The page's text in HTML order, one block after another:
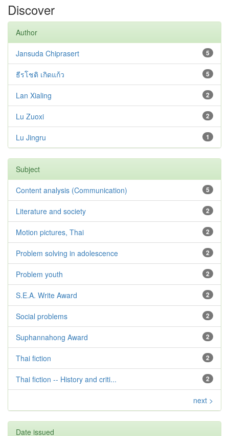
Discover
Author
5
Jansuda Chiprasert
5
ธีรโชติ เกิดแก้ว
2
Lan Xialing
2
Lu Zuoxi
1
Lu Jingru
Subject
5
Content analysis (Communication)
2
Literature and society
2
Motion pictures, Thai
2
Problem solving in adolescence
2
Problem youth
2
S.E.A. Write Award
2
Social problems
2
Suphannahong Award
2
Thai fiction
2
Thai fiction -- History and criti...
next >
Date issued